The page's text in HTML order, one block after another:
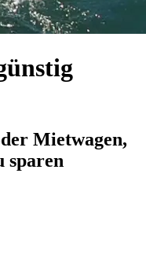
Mietwagen,
sparen